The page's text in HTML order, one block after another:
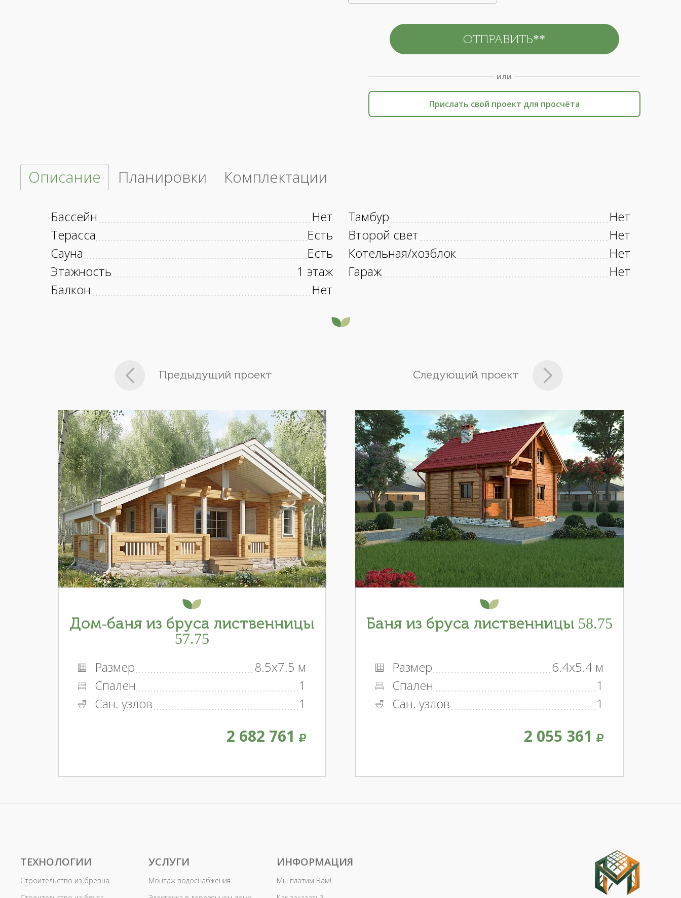
или
Прислать свой проект для просчёта
Описание Планировки Комплектации
Бассейн
Нет
Терасса
Есть
Сауна
Есть
Этажность
1 этаж
Балкон
Нет
Тамбур
Нет
Второй свет
Нет
Котельная/хозблок
Нет
Гараж
Нет
Предыдущий проект
Дом-баня из бруса лиственницы
57.75
Размер
8.5x7.5 м
Спален
1
Сан. узлов
1
2 682 761
Следующий проект
Баня из бруса лиственницы 58.75
Размер
6.4x5.4 м
Спален
1
Сан. узлов
1
2 055 361
ТЕХНОЛОГИИ
Строительство из бревна
УСЛУГИ
Монтаж водоснабжения
ИНФОРМАЦИЯ
Мы платим Вам!